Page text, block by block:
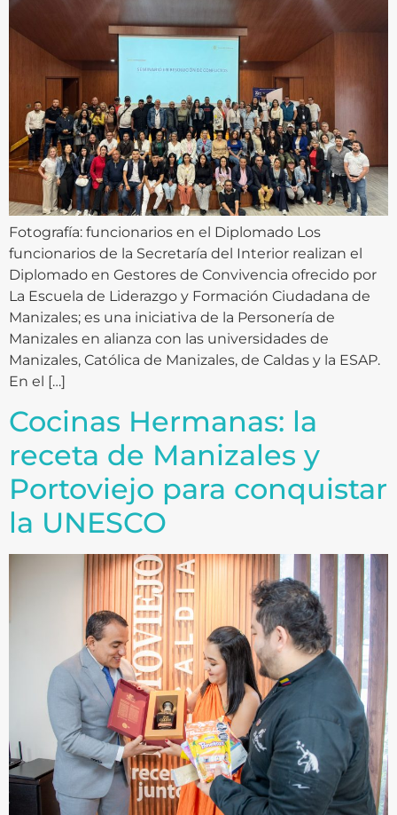
Fotografía: funcionarios en el Diplomado Los
funcionarios de la Secretaría del Interior realizan el
Diplomado en Gestores de Convivencia ofrecido por
La Escuela de Liderazgo y Formación Ciudadana de
Manizales; es una iniciativa de la Personería de
Manizales en alianza con las universidades de
Manizales, Católica de Manizales, de Caldas y la ESAP.
En el […]
Cocinas Hermanas: la
receta de Manizales y
Portoviejo para conquistar
la UNESCO